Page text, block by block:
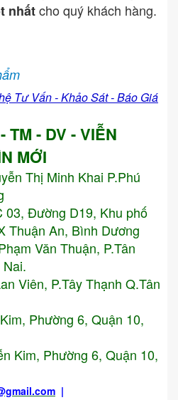
nhấtcho quý khách hàng.
Tư Vấn - Khảo Sát - Báo Giá
TM - DV - VIỄN
MỚI
Thị Minh Khai P.Phú
03, Đường D19, Khu phố
Thuận An, Bình Dương
Văn Thuận, P.Tân
Viên, P.Tây Thạnh Q.Tân
Phường 6, Quận 10,
Kim, Phường 6, Quận 10,
|